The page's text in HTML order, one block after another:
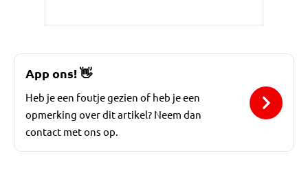
App ons!👋
Heb je een foutje gezien of heb je een
opmerking over dit artikel? Neem dan
contact met ons op.